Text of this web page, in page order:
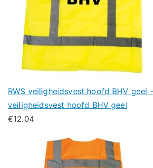
RWS veiligheidsvest hoofd BHV geel
veiligheidsvest hoofd BHV geel
€12.04